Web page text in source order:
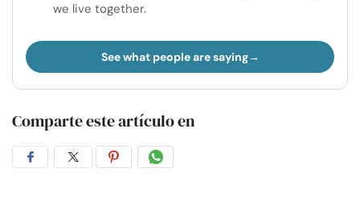
we live together.
See what people are saying
Comparte este artículo en
CompartirCompartirCompartirCompartir